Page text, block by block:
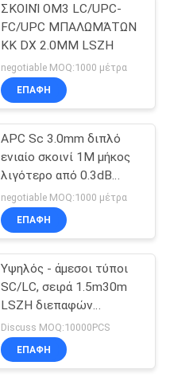
ΣΚΟΙΝΊ OM3 LC/UPC-
FC/UPC ΜΠΑΛΩΜΆΤΩΝ
ΚΚ DX 2.0MM LSZH
negotiable MOQ:1000 μέτρα
ΕΠΑΦΉ
APC Sc 3.0mm διπλό
ενιαίο σκοινί 1M μήκος
λιγότερο από 0.3dB
μπαλωμάτων τρόπου
negotiable MOQ:1000 μέτρα
ΕΠΑΦΉ
Υψηλός - άμεσοι τύποι
SC/LC, σειρά 1.5m30m
LSZH διεπαφών
σκοινιού μπαλωμάτων
οπτικών ινών
ποιοτικών
Discuss MOQ:10000PCS
ΕΠΑΦΉ